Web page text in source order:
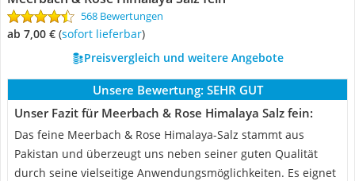
568 Bewertungen
ab 7,00 € ( Sofort lieferbar)
Preisvergleich und weitere Angebote
Unsere Bewertung: SEHR GUT
Unser Fazit für Meerbach & Rose Himalaya Salz fein:
Das feine Meerbach & Rose Himalaya-Salz stammt aus
Pakistan und überzeugt uns neben seiner guten Qualität
durch seine vielseitige Anwendungsmöglichkeiten. Es eignet